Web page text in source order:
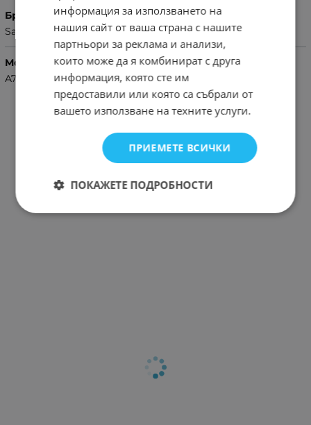
Бранд
Samsung
Модел Телефон
A7 2018
информация за използването на
нашия сайт от ваша страна с нашите
партньори за реклама и анализи,
които може да я комбинират с друга
информация, която сте им
предоставили или която са събрали от
вашето използване на техните услуги.
ПРИЕМЕТЕ ВСИЧКИ
ПОКАЖЕТЕ ПОДРОБНОСТИ